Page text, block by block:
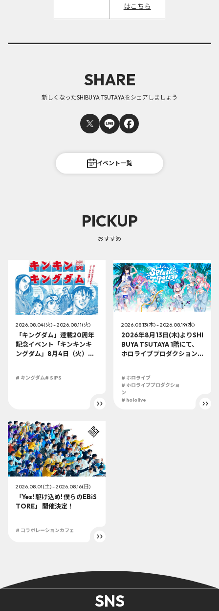
はこちら
SHARE
新しくなったSHIBUYA TSUTAYAをシェアしましょう
イベント一覧
PICKUP
おすすめ
2026.08.04(火) - 2026.08.11(火)
「キングダム」連載20周年
記念イベント「キンキンキ
ングダム」8月4日（火）よ
# キングダム# SIPS
2026.08.13(木) - 2026.08.19(水)
2026年8月13日(木)よりSHI
BUYA TSUTAYA 1階にて、
ホロライブプロダクション
# ホロライブ
# ホロライブプロダクショ
ン
# hololive
2026.08.01(土) - 2026.08.16(日)
「Yes! 駆け込め! 僕らのEBiS
TORE」 開催決定！
# コラボレーションカフェ
SNS